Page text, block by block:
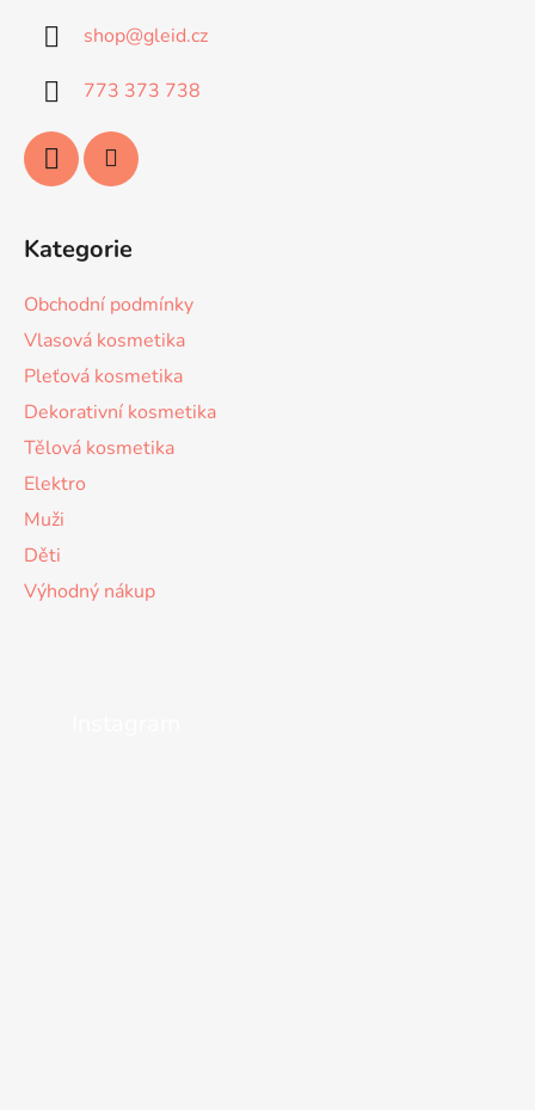
shop@gleid.cz
773 373 738
Kategorie
Obchodní podmínky
Vlasová kosmetika
Pleťová kosmetika
Dekorativní kosmetika
Tělová kosmetika
Elektro
Muži
Děti
Výhodný nákup